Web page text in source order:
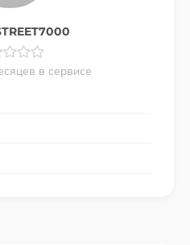
в сервисе